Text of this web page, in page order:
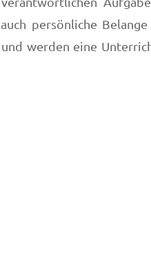
persönliche
werden eine